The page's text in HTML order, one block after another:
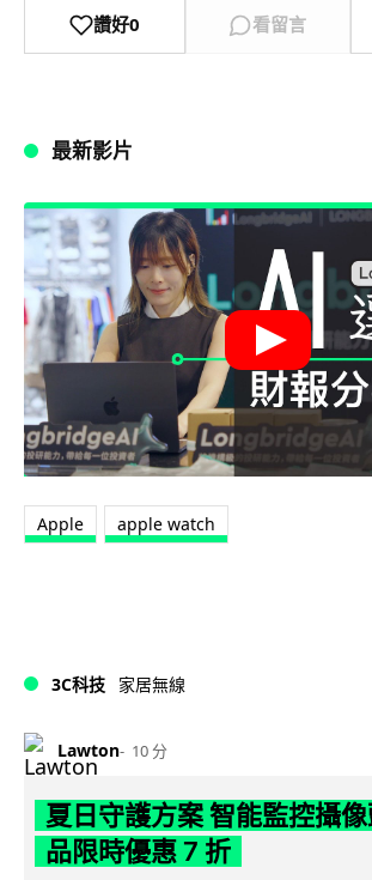
讚好0 看留言
最新影片
Apple apple watch
3C科技 家居無線
Lawton 10 分
夏日守護方案 智能監控攝
品限時優惠 7 折